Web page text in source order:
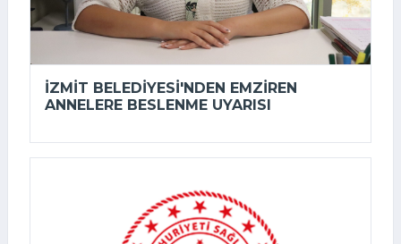
İZMIT BELEDIYESI'NDEN EMZIREN
ANNELERE BESLENME UYARISI